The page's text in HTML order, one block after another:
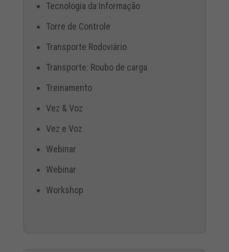
Tecnologia da Informação
Torre de Controle
Transporte Rodoviário
Transporte: Roubo de carga
Treinamento
Vez & Voz
Vez e Voz
Webinar
Webinar
Workshop